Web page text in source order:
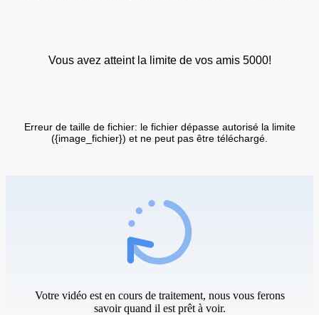
Vous avez atteint la limite de vos amis 5000!
Erreur de taille de fichier: le fichier dépasse autorisé la limite
({image_fichier}) et ne peut pas être téléchargé.
Votre vidéo est en cours de traitement, nous vous ferons
savoir quand il est prêt à voir.